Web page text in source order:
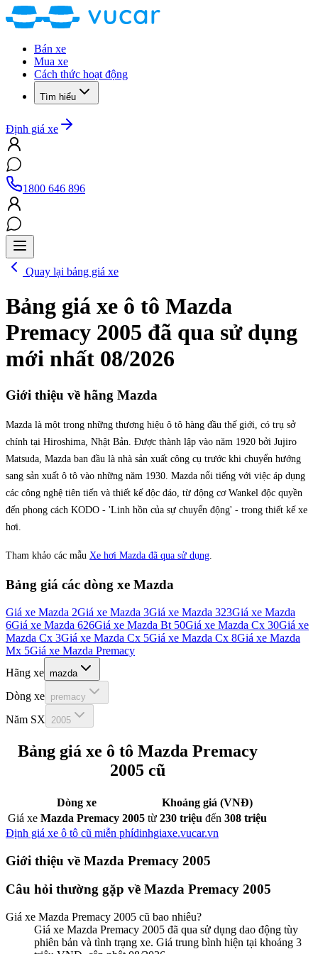
Bán xe
Mua xe
Cách thức hoạt động
Tìm hiểu
Định giá xe
1800 646 896
Quay lại bảng giá xe
Bảng giá xe ô tô Mazda
Premacy 2005 đã qua sử dụng
mới nhất 08/2026
Giới thiệu về hãng Mazda
Mazda là một trong những thương hiệu ô tô hàng đầu thế giới, có trụ sở
chính tại Hiroshima, Nhật Bản. Được thành lập vào năm 1920 bởi Jujiro
Matsuda, Mazda ban đầu là nhà sản xuất công cụ trước khi chuyển hướng
sang sản xuất ô tô vào những năm 1930. Mazda nổi tiếng với việc áp dụng
các công nghệ tiên tiến và thiết kế độc đáo, từ động cơ Wankel độc quyền
đến phong cách KODO - 'Linh hồn của sự chuyển động' - trong thiết kế xe
hơi.
Tham khảo các mẫu Xe hơi Mazda đã qua sử dụng
Bảng giá các dòng xe Mazda
Giá xe Mazda 2Giá xe Mazda 3Giá xe Mazda 323Giá xe Mazda
6Giá xe Mazda 626Giá xe Mazda Bt 50Giá xe Mazda Cx 30Giá xe
Mazda Cx 3Giá xe Mazda Cx 5Giá xe Mazda Cx 8Giá xe Mazda
Mx 5Giá xe Mazda Premacy
Hãng xe mazda
Dòng xe premacy
Năm SX 2005
Bảng giá xe ô tô Mazda Premacy
2005cũ
Dòng xe
Khoảng giá (VNĐ)
Giá xe Mazda Premacy 2005 từ 230 triệu đến 308 triệu
Định giá xe ô tô cũ miễn phídinhgiaxe.vucar.vn
Giới thiệu về Mazda Premacy 2005
Câu hỏi thường gặp về Mazda Premacy 2005
Giá xe Mazda Premacy 2005 cũ bao nhiêu?
Giá xe Mazda Premacy 2005 đã qua sử dụng dao động tùy
phiên bản và tình trạng xe. Giá trung bình hiện tại khoảng 3